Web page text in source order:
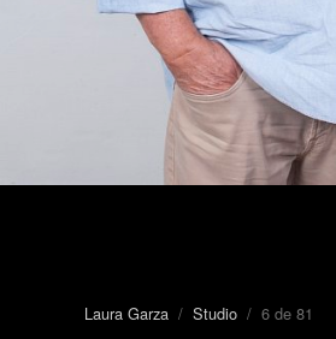
Laura Garza/ Studio/ 6 de 81